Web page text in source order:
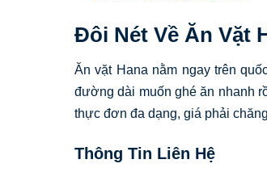
Đôi Nét Về Ăn Vặt
Ăn vặt Hana nằm ngay trên
đường dài muốn ghé ăn nhanh
thực đơn đa dạng, giá phải
Thông Tin Liên Hệ